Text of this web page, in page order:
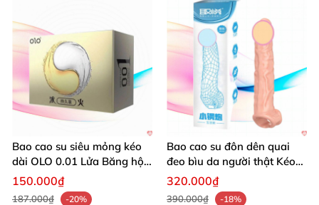
Bao cao su siêu mỏng kéo
dài OLO 0.01 Lửa Băng hộp
10 cái
150.000₫
187.000₫
-20%
Bao cao su đôn dên quai
đeo bìu da người thật Kéo
dài thời gian yêu
320.000₫
390.000₫
-18%